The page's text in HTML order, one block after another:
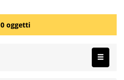
0 oggetti